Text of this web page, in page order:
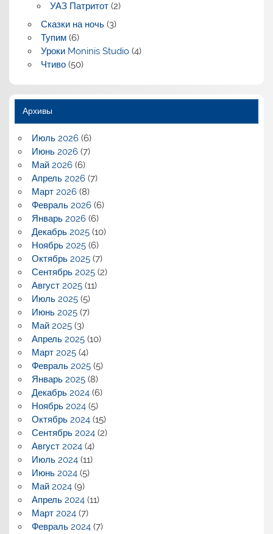
УАЗ Патритот(2)
Сказки на ночь(3)
Тупим(6)
Уроки Moninis Studio(4)
Чтиво(50)
Архивы
Июль 2026(6)
Июнь 2026(7)
Май 2026(6)
Апрель 2026(7)
Март 2026(8)
Февраль 2026(6)
Январь 2026(6)
Декабрь 2025(10)
Ноябрь 2025(6)
Октябрь 2025(7)
Сентябрь 2025(2)
Август 2025(11)
Июль 2025(5)
Июнь 2025(7)
Май 2025(3)
Апрель 2025(10)
Март 2025(4)
Февраль 2025(5)
Январь 2025(8)
Декабрь 2024(6)
Ноябрь 2024(5)
Октябрь 2024(15)
Сентябрь 2024(2)
Август 2024(4)
Июль 2024(11)
Июнь 2024(5)
Май 2024(9)
Апрель 2024(11)
Март 2024(7)
Февраль 2024(7)